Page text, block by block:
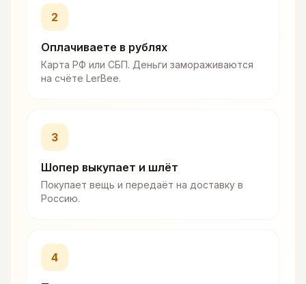
2
Оплачиваете в рублях
Карта РФ или СБП. Деньги замораживаются
на счёте LerBee.
3
Шопер выкупает и шлёт
Покупает вещь и передаёт на доставку в
Россию.
4